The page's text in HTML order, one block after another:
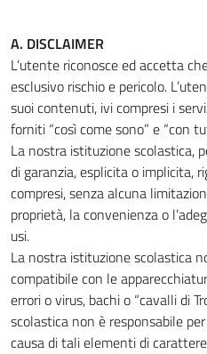
A. DISCLAIMER
L’utente riconosce ed accetta
esclusivo rischio e pericolo.
suoi contenuti, ivi compresi i
forniti “così come sono” e “con
La nostra istituzione scolastica,
di garanzia, esplicita o implicita,
compresi, senza alcuna
proprietà, la convenienza o
usi.
La nostra istituzione scolastica
compatibile con le
errori o virus, bachi o “cavalli di
scolastica non è responsabile
causa di tali elementi di